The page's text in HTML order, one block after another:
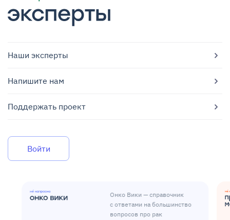
Наши эксперты
Напишите нам
Поддержать проект
Войти
Онко Вики — справочник
с ответами на большинство
вопросов про рак